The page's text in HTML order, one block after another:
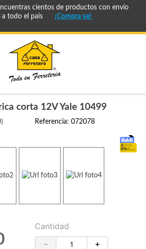
cientos de productos con envío
a todo el pais ¡Compra ya!
corta 12V Yale 10499
) Referencia: 072078
cuotas-
sin-
Cantidad
＋
－